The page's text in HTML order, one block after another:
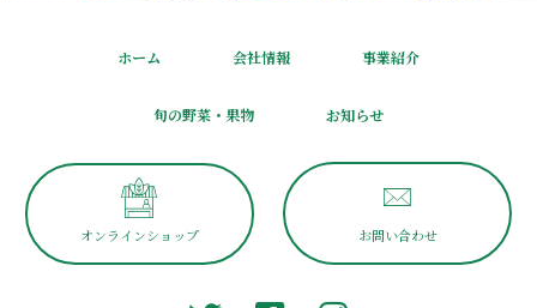
ホーム 会社情報 事業紹介
旬の野菜・果物 お知らせ
オンラインショップ お問い合わせ